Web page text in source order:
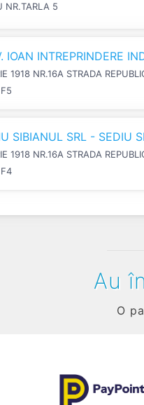
NR.TARLA 5
IOAN INTREPRINDERE
1918 NR.16A STRADA
SIBIANUL SRL - SEDIU
1918 NR.16A STRADA
Au
O